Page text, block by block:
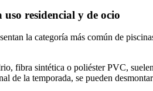
uso residencial y de ocio
la categoría más común de
fibra sintética o poliéster PVC,
de la temporada, se pueden